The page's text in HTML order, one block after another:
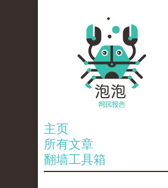
主页
所有文章
翻墙工具箱